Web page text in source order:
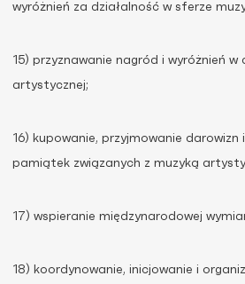
wyróżnień za działalność w sferze
15) przyznawanie nagród i wyróżnień w
artystycznej;
16) kupowanie, przyjmowanie darowizn
pamiątek związanych z muzyką
17) wspieranie międzynarodowej
18) koordynowanie, inicjowanie i